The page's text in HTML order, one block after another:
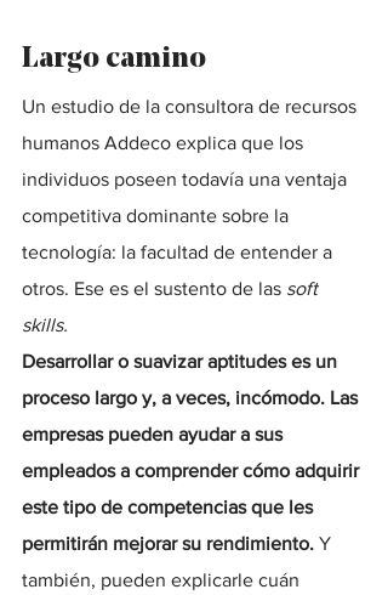
Largo camino
Un estudio de la consultora de recursos
humanos Addeco explica que los
individuos poseen todavía una ventaja
competitiva dominante sobre la
tecnología: la facultad de entender a
otros. Ese es el sustento de las soft
skills.
Desarrollar o suavizar aptitudes es un
proceso largo y, a veces, incómodo. Las
empresas pueden ayudar a sus
empleados a comprender cómo adquirir
este tipo de competencias que les
permitirán mejorar su rendimiento. Y
también, pueden explicarle cuán